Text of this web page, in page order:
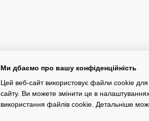
Ми дбаємо про вашу конфіденційність
Цей веб-сайт використовує файли cookie для
сайту. Ви можете змінити це в
використання файлів cookie. Детальніше